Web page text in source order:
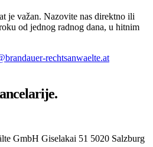
je važan. Nazovite nas direktno ili
od jednog radnog dana, u hitnim
rechtsanwaelte.at
GmbH Giselakai 51 5020 Salzburg